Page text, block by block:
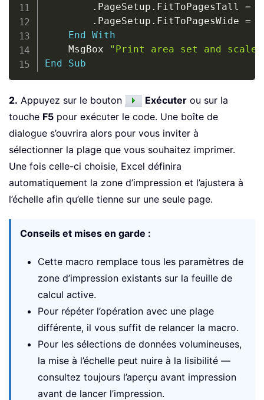
. PageSetup . FitToPagesTall =
. PageSetup . FitToPagesWide =
End With
    MsgBox
"Print area set and
End
Sub
2. Appuyez sur le bouton Exécuter ou sur la
touche F5 pour exécuter le code. Une boîte de
dialogue s’ouvrira alors pour vous inviter à
sélectionner la plage que vous souhaitez imprimer.
Une fois celle-ci choisie, Excel définira
automatiquement la zone d’impression et l’ajustera à
l’échelle afin qu’elle tienne sur une seule page.
Conseils et mises en garde :
Cette macro remplace tous les paramètres de
zone d’impression existants sur la feuille de
calcul active.
Pour répéter l’opération avec une plage
différente, il vous suffit de relancer la macro.
Pour les sélections de données volumineuses,
la mise à l’échelle peut nuire à la lisibilité —
consultez toujours l’aperçu avant impression
avant de lancer l’impression.